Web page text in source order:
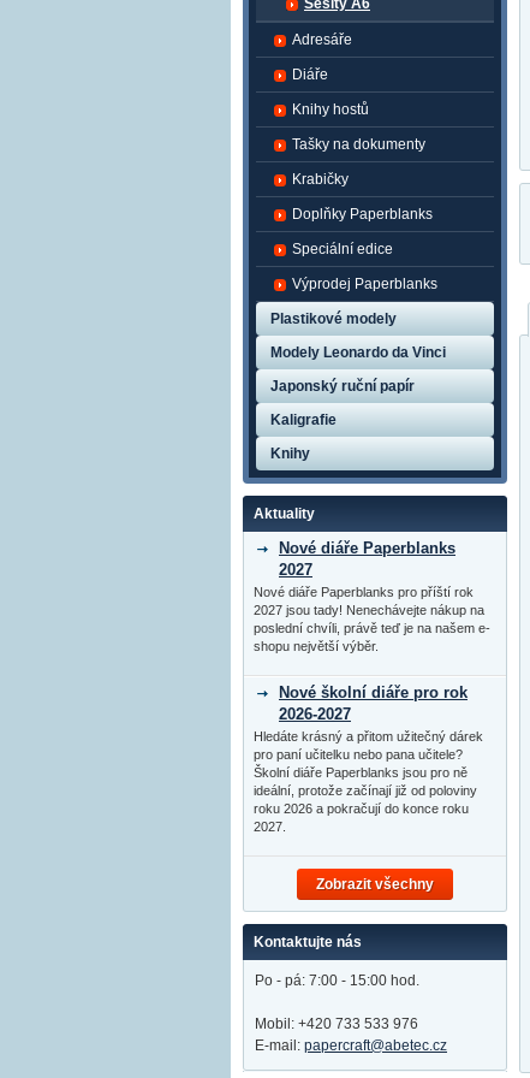
Sešity A6
Adresáře
Diáře
Knihy hostů
Tašky na dokumenty
Krabičky
Doplňky Paperblanks
Speciální edice
Výprodej Paperblanks
Plastikové modely
Modely Leonardo da Vinci
Japonský ruční papír
Kaligrafie
Knihy
Aktuality
Nové diáře Paperblanks
2027
Nové diáře Paperblanks pro příští rok
2027 jsou tady! Nenechávejte nákup na
poslední chvíli, právě teď je na našem e-
shopu největší výběr.
Nové školní diáře pro rok
2026-2027
Hledáte krásný a přitom užitečný dárek
pro paní učitelku nebo pana učitele?
Školní diáře Paperblanks jsou pro ně
ideální, protože začínají již od poloviny
roku 2026 a pokračují do konce roku
2027.
Zobrazit všechny
Kontaktujte nás
Po - pá: 7:00 - 15:00 hod.
Mobil: +420 733 533 976
E-mail: papercraft@abetec.cz